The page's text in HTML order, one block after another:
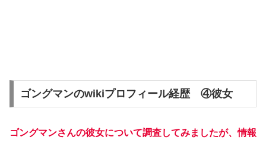
ゴングマンのwikiプロフィール経歴 ④彼女
ゴングマンさんの彼女について調査してみましたが、情報